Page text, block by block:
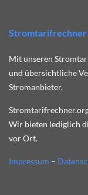
Mit unseren
und übersichtliche
Stromanbieter.
Wir bieten lediglich
vor Ort.
Impressum –